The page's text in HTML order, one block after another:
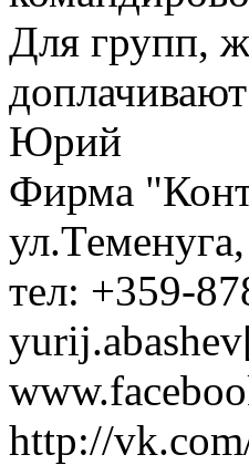
Для групп,
Юрий
Фирма
тел: +359-
http://